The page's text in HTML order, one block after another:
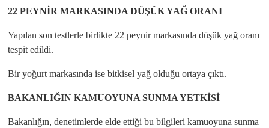
22 PEYNİR MARKASINDA DÜŞÜK YAĞ ORANI
Yapılan son testlerle birlikte 22 peynir markasında düşük yağ oranı
tespit edildi.
Bir yoğurt markasında ise bitkisel yağ olduğu ortaya çıktı.
BAKANLIĞIN KAMUOYUNA SUNMA YETKİSİ
Bakanlığın, denetimlerde elde ettiği bu bilgileri kamuoyuna sunma